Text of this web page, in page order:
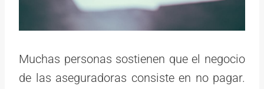
Muchas personas sostienen que el negocio
de las aseguradoras consiste en no pagar.